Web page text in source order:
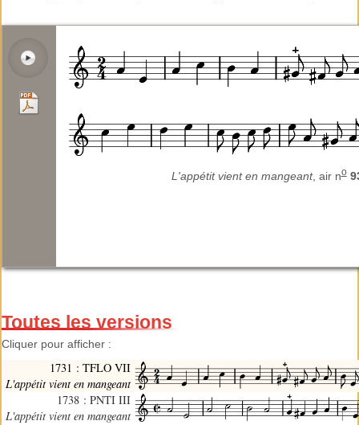
L'appétit vient en mangeant, air no
Toutes les versions
Cliquer pour afficher :
1731 : TFLO VII
L'appétit vient en mangeant
1738 : PNTI III
L'appétit vient en mangeant